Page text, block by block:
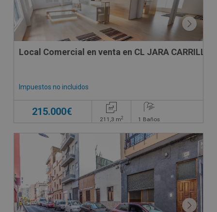
Local Comercial en venta en CL JARA CARRILLO,
Impuestos no incluidos
215.000€
211,3 m2 1 Baños
SUJETO A IVA